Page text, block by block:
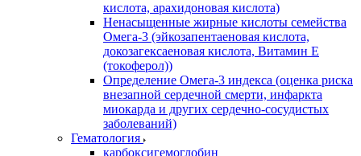
кислота, арахидоновая кислота)
Ненасыщенные жирные кислоты семейства
Омега-3 (эйкозапентаеновая кислота,
докозагексаеновая кислота, Витамин E
(токоферол))
Определение Омега-3 индекса (оценка риска
внезапной сердечной смерти, инфаркта
миокарда и других сердечно-сосудистых
заболеваний)
Гематология
карбоксигемоглобин